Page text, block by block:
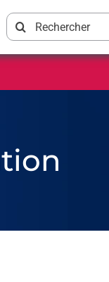
Rechercher: